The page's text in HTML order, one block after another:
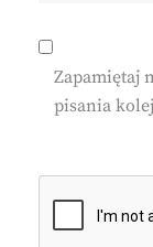
Zapamiętaj
pisania